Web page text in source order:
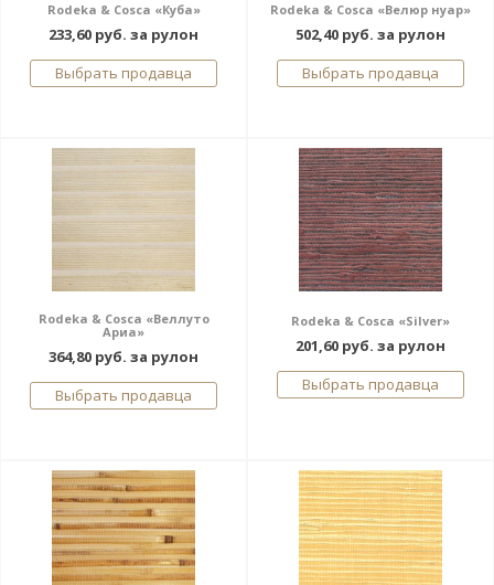
Rodeka & Cosca «Куба»
233,60 руб. за рулон
Выбрать продавца
Rodeka & Cosca «Велюр нуар»
502,40 руб. за рулон
Выбрать продавца
Rodeka & Cosca «Веллуто
Ариа»
364,80 руб. за рулон
Выбрать продавца
Rodeka & Cosca «Silver»
201,60 руб. за рулон
Выбрать продавца